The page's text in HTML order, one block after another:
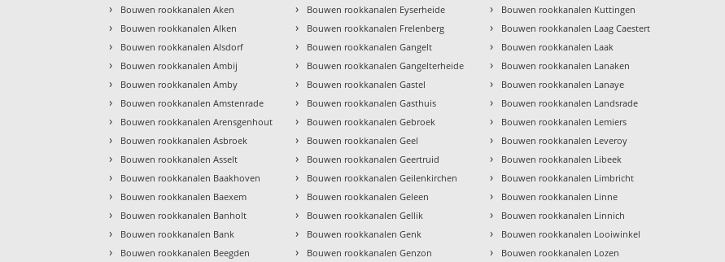
› Bouwen rookkanalen Aken
› Bouwen rookkanalen Alken
› Bouwen rookkanalen Alsdorf
› Bouwen rookkanalen Ambij
› Bouwen rookkanalen Amby
› Bouwen rookkanalen Amstenrade
› Bouwen rookkanalen Arensgenhout
› Bouwen rookkanalen Asbroek
› Bouwen rookkanalen Asselt
› Bouwen rookkanalen Baakhoven
› Bouwen rookkanalen Baexem
› Bouwen rookkanalen Banholt
› Bouwen rookkanalen Bank
› Bouwen rookkanalen Beegden
› Bouwen rookkanalen Eyserheide
› Bouwen rookkanalen Frelenberg
› Bouwen rookkanalen Gangelt
› Bouwen rookkanalen Gangelterheide
› Bouwen rookkanalen Gastel
› Bouwen rookkanalen Gasthuis
› Bouwen rookkanalen Gebroek
› Bouwen rookkanalen Geel
› Bouwen rookkanalen Geertruid
› Bouwen rookkanalen Geilenkirchen
› Bouwen rookkanalen Geleen
› Bouwen rookkanalen Gellik
› Bouwen rookkanalen Genk
› Bouwen rookkanalen Genzon
› Bouwen rookkanalen Kuttingen
› Bouwen rookkanalen Laag Caestert
› Bouwen rookkanalen Laak
› Bouwen rookkanalen Lanaken
› Bouwen rookkanalen Lanaye
› Bouwen rookkanalen Landsrade
› Bouwen rookkanalen Lemiers
› Bouwen rookkanalen Leveroy
› Bouwen rookkanalen Libeek
› Bouwen rookkanalen Limbricht
› Bouwen rookkanalen Linne
› Bouwen rookkanalen Linnich
› Bouwen rookkanalen Looiwinkel
› Bouwen rookkanalen Lozen